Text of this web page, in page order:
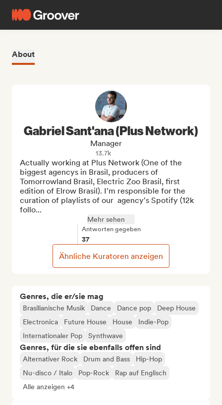
About
Genres, die er/sie mag
Brasilianische Musik Dance Dance pop
Deep House
Electronica
Future House House
Indie-Pop
Internationaler Pop
Synthwave
Genres, für die sie ebenfalls offen sind
Alternativer Rock Drum and Bass
Hip-Hop
Nu-disco / Italo
Pop-Rock
Rap auf Englisch
Alle anzeigen +4
Gabriel Sant'ana (Plus Network)
Manager
13.7k
Actually working at Plus Network (One of the
biggest agencys in Brasil, producers of
Tomorrowland Brasil, Electric Zoo Brasil, first
edition of Elrow Brasil). I'm responsible for the
curation of playlists of our  agency's Spotify (12k
follo...
Mehr sehen
Antworten gegeben
37
Ähnliche Kuratoren anzeigen